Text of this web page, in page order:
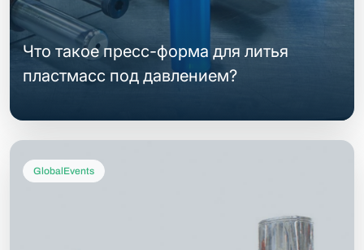
Что такое пресс-форма для литья
пластмасс под давлением?
GlobalEvents